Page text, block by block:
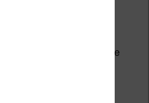
les autres fonctions,
d’affichage de cette
le plus important puisque
rivés sur l’écran
heures.